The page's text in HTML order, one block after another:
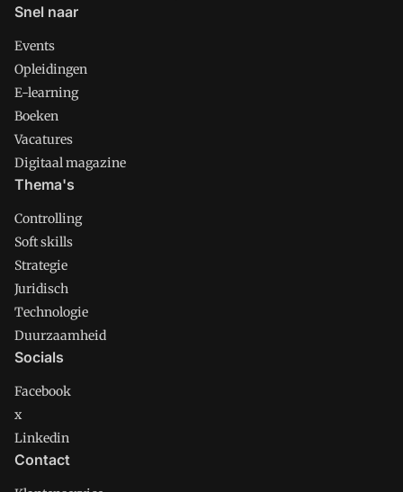
Snel naar
Events
Opleidingen
E-learning
Boeken
Vacatures
Digitaal magazine
Thema's
Controlling
Soft skills
Strategie
Juridisch
Technologie
Duurzaamheid
Socials
Facebook
x
Linkedin
Contact